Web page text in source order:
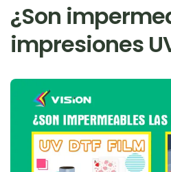
¿Son
impresiones